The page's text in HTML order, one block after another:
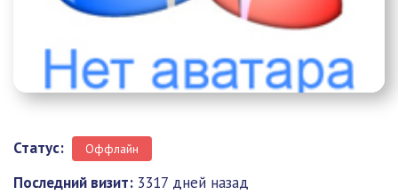
Статус: Оффлайн
Последний визит: 3317 дней назад